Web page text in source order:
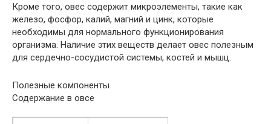
Кроме того, овес содержит микроэлементы, такие как
железо, фосфор, калий, магний и цинк, которые
необходимы для нормального функционирования
организма. Наличие этих веществ делает овес полезным
для сердечно-сосудистой системы, костей и мышц.
Полезные компоненты
Содержание в овсе